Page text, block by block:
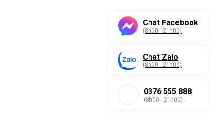
Chat Facebook
(8h00 - 21h00)
Chat Zalo
(8h00 - 21h00)
0376 555 888
(8h00 - 21h00)